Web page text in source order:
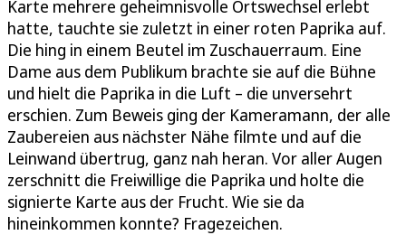
Karte mehrere geheimnisvolle Ortswechsel erlebt
hatte, tauchte sie zuletzt in einer roten Paprika auf.
Die hing in einem Beutel im Zuschauerraum. Eine
Dame aus dem Publikum brachte sie auf die Bühne
und hielt die Paprika in die Luft – die unversehrt
erschien. Zum Beweis ging der Kameramann, der alle
Zaubereien aus nächster Nähe filmte und auf die
Leinwand übertrug, ganz nah heran. Vor aller Augen
zerschnitt die Freiwillige die Paprika und holte die
signierte Karte aus der Frucht. Wie sie da
hineinkommen konnte? Fragezeichen.